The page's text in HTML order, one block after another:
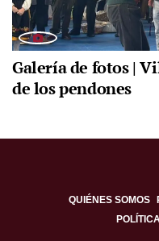
Galería de fotos |
de los pendones
QUIÉNES SOMOS